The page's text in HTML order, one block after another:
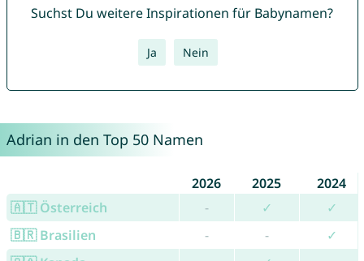
Suchst Du weitere Inspirationen für Babynamen?
Ja Nein
Adrian in den Top 50 Namen
2026 2025
2024
🇦🇹 Österreich
- ✓
✓
🇧🇷 Brasilien
- -
✓